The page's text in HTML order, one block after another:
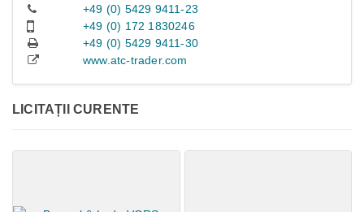
+49 (0) 5429 9411-23
+49 (0) 172 1830246
+49 (0) 5429 9411-30
www.atc-trader.com
LICITAȚII CURENTE